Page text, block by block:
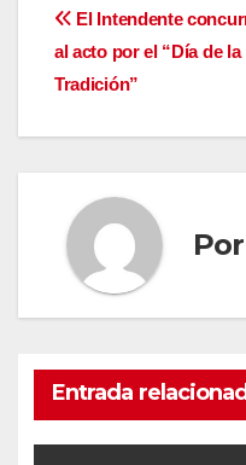
de
entradas
El Intendente
al acto por el “Día de la
Tradición”
Entrada